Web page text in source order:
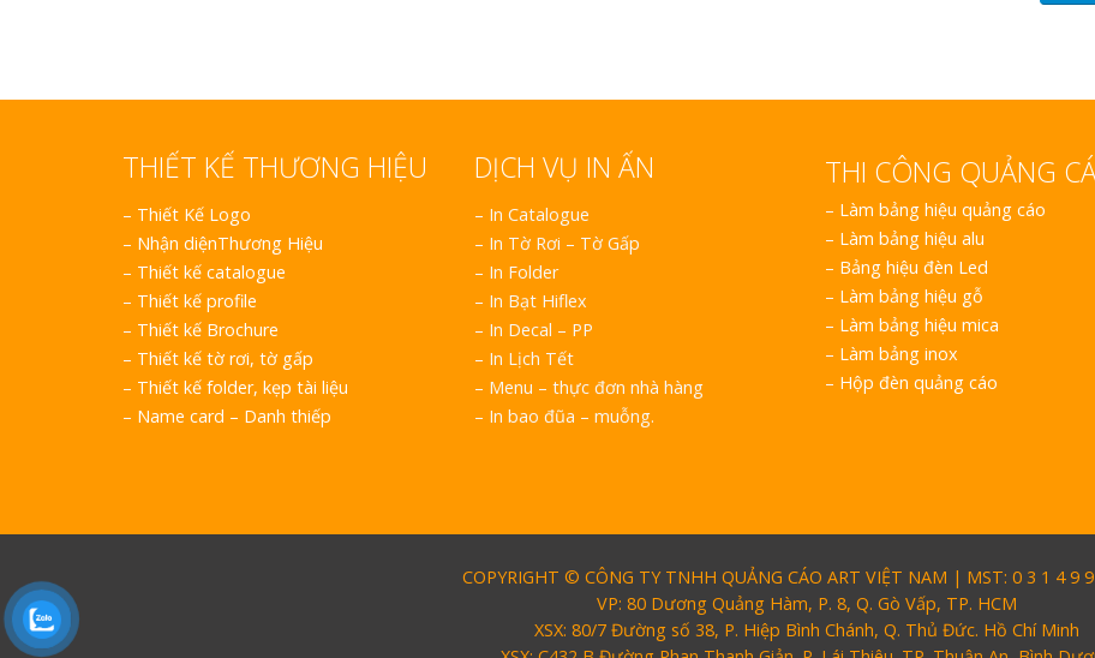
THIẾT KẾ THƯƠNG HIỆU
– Thiết Kế Logo
– Nhận diệnThương Hiệu
– Thiết kế catalogue
– Thiết kế profile
– Thiết kế Brochure
– Thiết kế tờ rơi, tờ gấp
– Thiết kế folder, kẹp tài liệu
– Name card – Danh thiếp
DỊCH VỤ IN ẤN
– In Catalogue
– In Tờ Rơi – Tờ Gấp
– In Folder
– In Bạt Hiflex
– In Decal – PP
– In Lịch Tết
– Menu – thực đơn nhà hàng
– In bao đũa – muỗng.
THI CÔNG QUẢNG
– Làm bảng hiệu quảng cáo
– Làm bảng hiệu alu
– Bảng hiệu đèn Led
– Làm bảng hiệu gỗ
– Làm bảng hiệu mica
– Làm bảng inox
– Hộp đèn quảng cáo
COPYRIGHT © CÔNG TY TNHH QUẢNG CÁO ART VIỆT NAM | MST: 0 3 1 4 9
VP: 80 Dương Quảng Hàm, P. 8, Q. Gò Vấp, TP. HCM
XSX: 80/7 Đường số 38, P. Hiệp Bình Chánh, Q. Thủ Đức. Hồ Chí Minh